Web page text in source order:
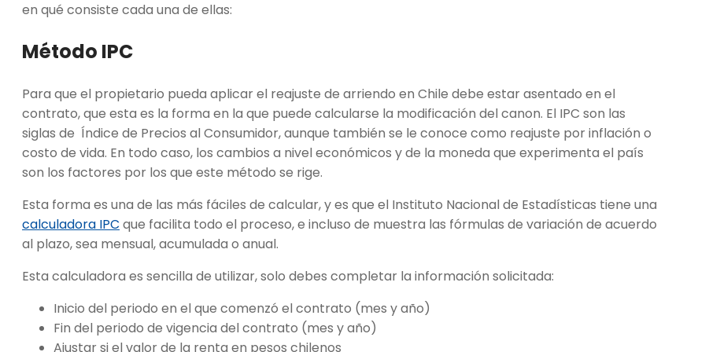
en qué consiste cada una de ellas:
Método IPC
Para que el propietario pueda aplicar el reajuste de arriendo en Chile debe estar asentado en el
contrato, que esta es la forma en la que puede calcularse la modificación del canon. El IPC son las
siglas de Índice de Precios al Consumidor, aunque también se le conoce como reajuste por inflación o
costo de vida. En todo caso, los cambios a nivel económicos y de la moneda que experimenta el país
son los factores por los que este método se rige.
Esta forma es una de las más fáciles de calcular, y es que el Instituto Nacional de Estadísticas tiene una
calculadora IPC que facilita todo el proceso, e incluso de muestra las fórmulas de variación de acuerdo
al plazo, sea mensual, acumulada o anual.
Esta calculadora es sencilla de utilizar, solo debes completar la información solicitada:
Inicio del periodo en el que comenzó el contrato (mes y año)
Fin del periodo de vigencia del contrato (mes y año)
Ajustar si el valor de la renta en pesos chilenos